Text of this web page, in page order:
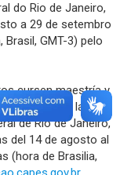
do Rio de Janeiro,
a 29 de setembro
GMT-3) pelo
cursen maestría y
de la
de Río de Janeiro,
del 14 de agosto al
(hora de Brasilia,